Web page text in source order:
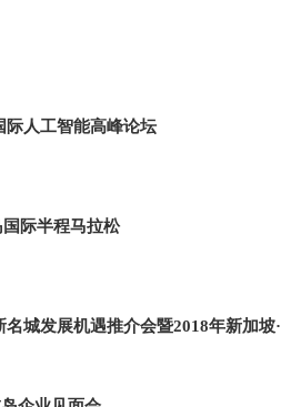
际人工智能高峰论坛
际半程马拉松
名城发展机遇推介会暨2018年新加坡·